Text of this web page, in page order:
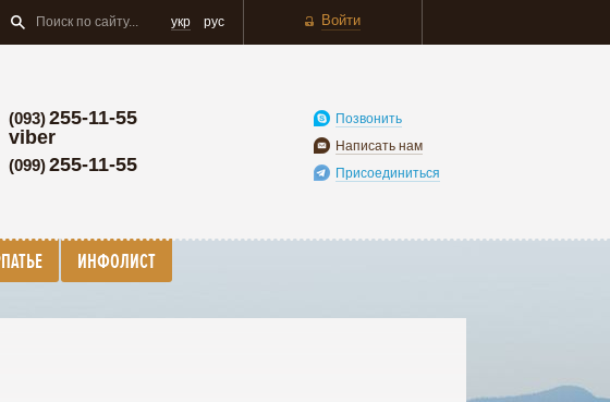
Войти
укр рус
(093)255-11-55
viber
(099)255-11-55
Позвонить
Написать нам
Присоединиться
ИНФОЛИСТ